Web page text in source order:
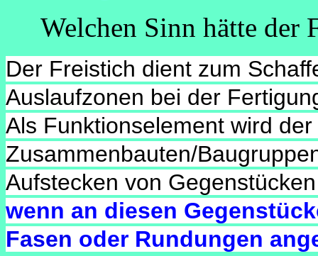
Welchen Sinn hätte der
Der Freistich dient zum
Auslaufzonen bei der
Als Funktionselement wird
Zusammenbauten/
Aufstecken von
wenn an diesen
Fasen oder Rundungen